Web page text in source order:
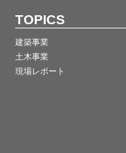
TOPICS
建築事業
土木事業
現場レポート